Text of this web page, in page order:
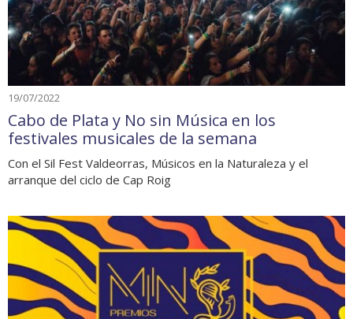
19/07/2022
Cabo de Plata y No sin Música en los
festivales musicales de la semana
Con el Sil Fest Valdeorras, Músicos en la Naturaleza y el
arranque del ciclo de Cap Roig